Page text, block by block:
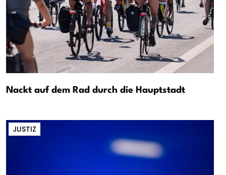
Nackt auf dem Rad durch die Hauptstadt
JUSTIZ